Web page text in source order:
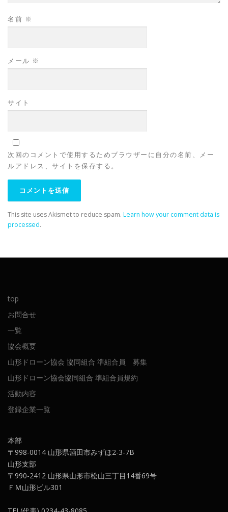
名前 ※
メール ※
サイト
次回のコメントで使用するためブラウザーに自分の名前、メー
ルアドレス、サイトを保存する。
This site uses Akismet to reduce spam. Learn how your comment data is
processed.
top
お問合せ
一覧
協会概要
山形ドローン協会 協同組合 準組合員 募集
山形ドローン協会協同組合 準組合員規約
活動内容
登録企業一覧
本部
〒998-0014 山形県酒田市みずほ2-3-7B
山形支部
〒990-2412 山形県山形市松山三丁目14番69号
ＦＭ山形ビル301